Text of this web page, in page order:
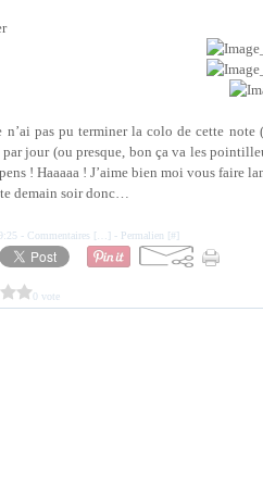
n’ai pas pu terminer la colo de cette
jour (ou presque, bon ça va les
! Haaaaa ! J’aime bien moi vous faire
demain soir donc…
- Commentaires [ ] - Permalien [#]
0 vote